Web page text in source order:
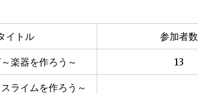
イトル 参加者数
楽器を作ろう～ 13
ライムを作ろう～